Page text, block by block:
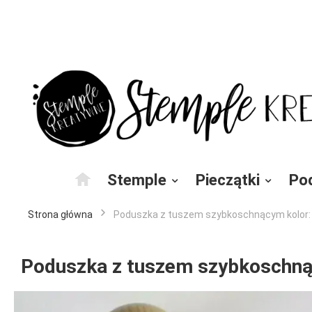
Stemple Pieczątki
Strona główna Poduszka z tuszem szybkoschnącym
Poduszka z tuszem